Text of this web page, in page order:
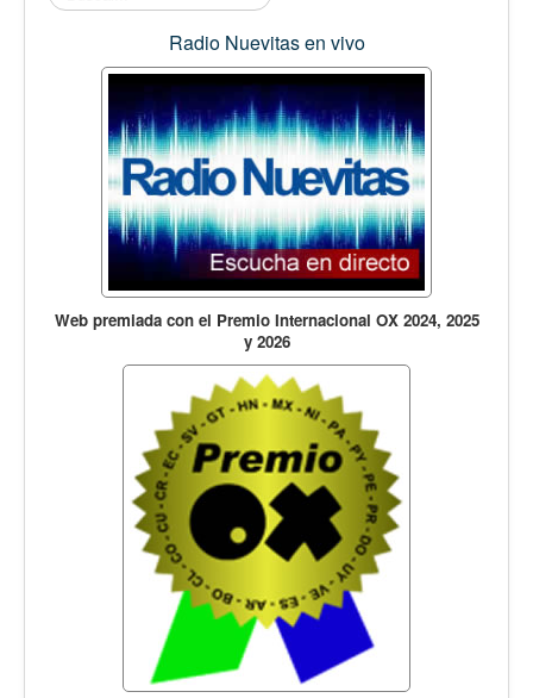
Radio Nuevitas en vivo
Web premiada con el Premio Internacional OX 2024, 2025
y 2026